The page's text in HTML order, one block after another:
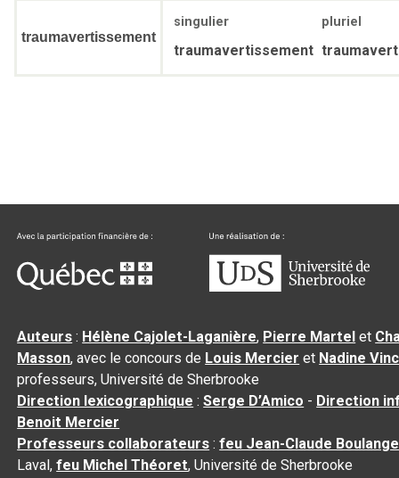
traumavertissement
singulier pluriel
traumavertissement
Auteurs : Hélène Cajolet-Laganière, Pierre Martel et
Masson, avec le concours de Louis Mercier et Nadine
professeurs, Université de Sherbrooke
Direction lexicographique :Serge D’Amico - Direction
Benoit Mercier
Professeurs collaborateurs :feu Jean-Claude
Laval,feu Michel Théoret, Université de Sherbrooke